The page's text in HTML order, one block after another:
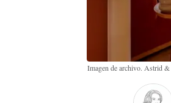
Imagen de archivo. Astrid